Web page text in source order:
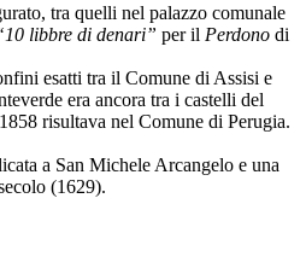
tra quelli nel palazzo comunale
libbre di denari” per il Perdono di
esatti tra il Comune di Assisi e
era ancora tra i castelli del
risultava nel Comune di Perugia.
a San Michele Arcangelo e una
(1629).